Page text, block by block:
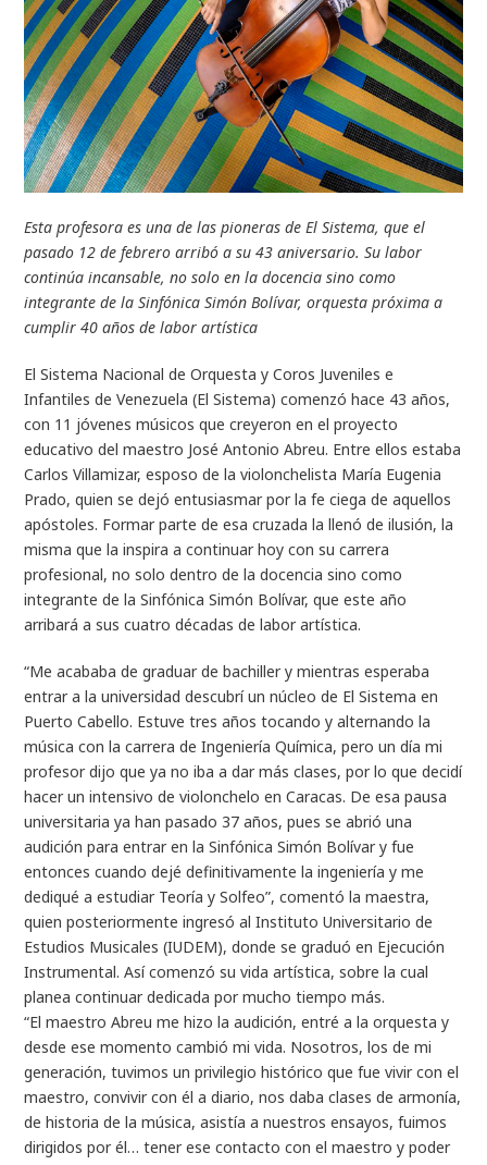
Esta profesora es una de las pioneras de El Sistema, que el
pasado 12 de febrero arribó a su 43 aniversario. Su labor
continúa incansable, no solo en la docencia sino como
integrante de la Sinfónica Simón Bolívar, orquesta próxima a
cumplir 40 años de labor artística
El Sistema Nacional de Orquesta y Coros Juveniles e
Infantiles de Venezuela (El Sistema) comenzó hace 43 años,
con 11 jóvenes músicos que creyeron en el proyecto
educativo del maestro José Antonio Abreu. Entre ellos estaba
Carlos Villamizar, esposo de la violonchelista María Eugenia
Prado, quien se dejó entusiasmar por la fe ciega de aquellos
apóstoles. Formar parte de esa cruzada la llenó de ilusión, la
misma que la inspira a continuar hoy con su carrera
profesional, no solo dentro de la docencia sino como
integrante de la Sinfónica Simón Bolívar, que este año
arribará a sus cuatro décadas de labor artística.
“Me acababa de graduar de bachiller y mientras esperaba
entrar a la universidad descubrí un núcleo de El Sistema en
Puerto Cabello. Estuve tres años tocando y alternando la
música con la carrera de Ingeniería Química, pero un día mi
profesor dijo que ya no iba a dar más clases, por lo que decidí
hacer un intensivo de violonchelo en Caracas. De esa pausa
universitaria ya han pasado 37 años, pues se abrió una
audición para entrar en la Sinfónica Simón Bolívar y fue
entonces cuando dejé definitivamente la ingeniería y me
dediqué a estudiar Teoría y Solfeo”, comentó la maestra,
quien posteriormente ingresó al Instituto Universitario de
Estudios Musicales (IUDEM), donde se graduó en Ejecución
Instrumental. Así comenzó su vida artística, sobre la cual
planea continuar dedicada por mucho tiempo más.
“El maestro Abreu me hizo la audición, entré a la orquesta y
desde ese momento cambió mi vida. Nosotros, los de mi
generación, tuvimos un privilegio histórico que fue vivir con el
maestro, convivir con él a diario, nos daba clases de armonía,
de historia de la música, asistía a nuestros ensayos, fuimos
dirigidos por él… tener ese contacto con el maestro y poder